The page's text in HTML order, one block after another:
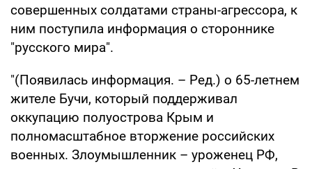
совершенных солдатами страны-агрессора, к
ним поступила информация о стороннике
"русского мира".
"(Появилась информация. – Ред.) о 65-летнем
жителе Бучи, который поддерживал
оккупацию полуострова Крым и
полномасштабное вторжение российских
военных. Злоумышленник – уроженец РФ,